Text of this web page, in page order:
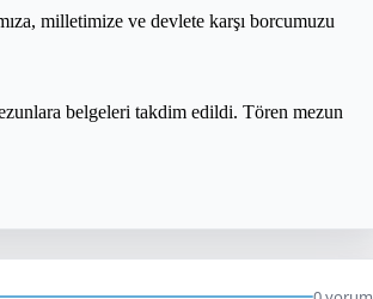
milletimize ve devlete karşı borcumuzu
belgeleri takdim edildi. Tören mezun